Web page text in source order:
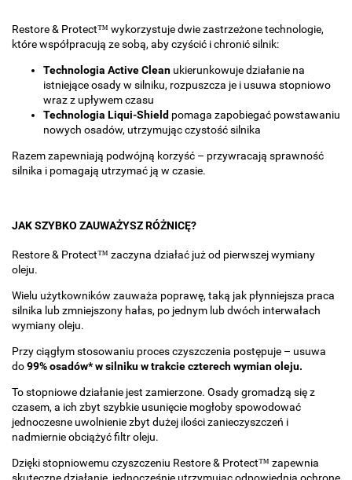
Restore & Protect™ wykorzystuje dwie zastrzeżone technologie,
które współpracują ze sobą, aby czyścić i chronić silnik:
Technologia Active Clean ukierunkowuje działanie na
istniejące osady w silniku, rozpuszcza je i usuwa stopniowo
wraz z upływem czasu
Technologia Liqui-Shield pomaga zapobiegać powstawaniu
nowych osadów, utrzymując czystość silnika
Razem zapewniają podwójną korzyść – przywracają sprawność
silnika i pomagają utrzymać ją w czasie.
JAK SZYBKO ZAUWAŻYSZ RÓŻNICĘ?
Restore & Protect™ zaczyna działać już od pierwszej wymiany
oleju.
Wielu użytkowników zauważa poprawę, taką jak płynniejsza praca
silnika lub zmniejszony hałas, po jednym lub dwóch interwałach
wymiany oleju.
Przy ciągłym stosowaniu proces czyszczenia postępuje – usuwa
do99% osadów* w silniku w trakcie czterech wymian oleju.
To stopniowe działanie jest zamierzone. Osady gromadzą się z
czasem, a ich zbyt szybkie usunięcie mogłoby spowodować
jednoczesne uwolnienie zbyt dużej ilości zanieczyszczeń i
nadmiernie obciążyć filtr oleju.
Dzięki stopniowemu czyszczeniu Restore & Protect™ zapewnia